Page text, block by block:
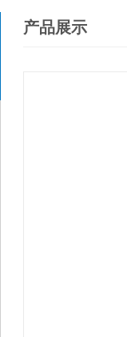
产品展示